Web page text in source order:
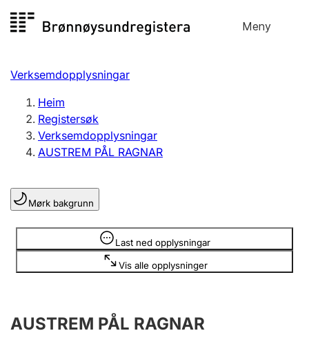
til
Meny
Registersøk
Aksjeselskap
Enkeltpersonføretak
Registrere, endre, slette
Lag og foreining
Registrere, endre, slette
Årsrekneskap
Verksemdopplysningar
Heim
Registersøk
Verksemdopplysningar
AUSTREM PÅL RAGNAR
Mørk bakgrunn
Last ned opplysningar
Vis alle opplysninger
Opplysninger er skjult
AUSTREM PÅL RAGNAR